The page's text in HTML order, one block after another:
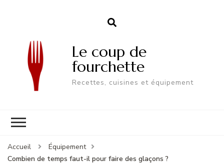
Le coup de
fourchette
Recettes, cuisines et équipement
Accueil
Équipement
Combien de temps faut-il pour faire des glaçons ?